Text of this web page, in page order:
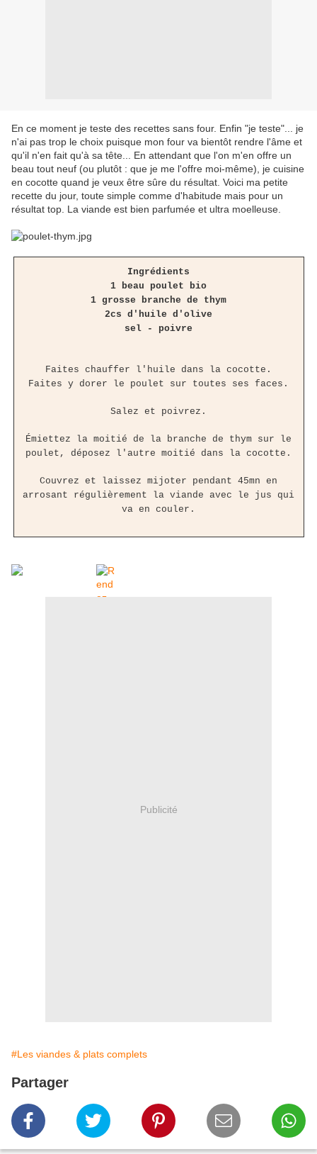
En ce moment je teste des recettes sans four. Enfin "je teste"... je
n'ai pas trop le choix puisque mon four va bientôt rendre l'âme et
qu'il n'en fait qu'à sa tête... En attendant que l'on m'en offre un
beau tout neuf (ou plutôt : que je me l'offre moi-même), je cuisine
en cocotte quand je veux être sûre du résultat. Voici ma petite
recette du jour, toute simple comme d'habitude mais pour un
résultat top. La viande est bien parfumée et ultra moelleuse.
Ingrédients
1 beau poulet bio
1 grosse branche de thym
2cs d'huile d'olive
sel - poivre
Faites chauffer l'huile dans la cocotte.
Faites y dorer le poulet sur toutes ses faces.
Salez et poivrez.
Émiettez la moitié de la branche de thym sur le
poulet, déposez l'autre moitié dans la cocotte.
Couvrez et laissez mijoter pendant 45mn en
arrosant régulièrement la viande avec le jus qui
va en couler.
Publicité
#Les viandes & plats complets
Partager